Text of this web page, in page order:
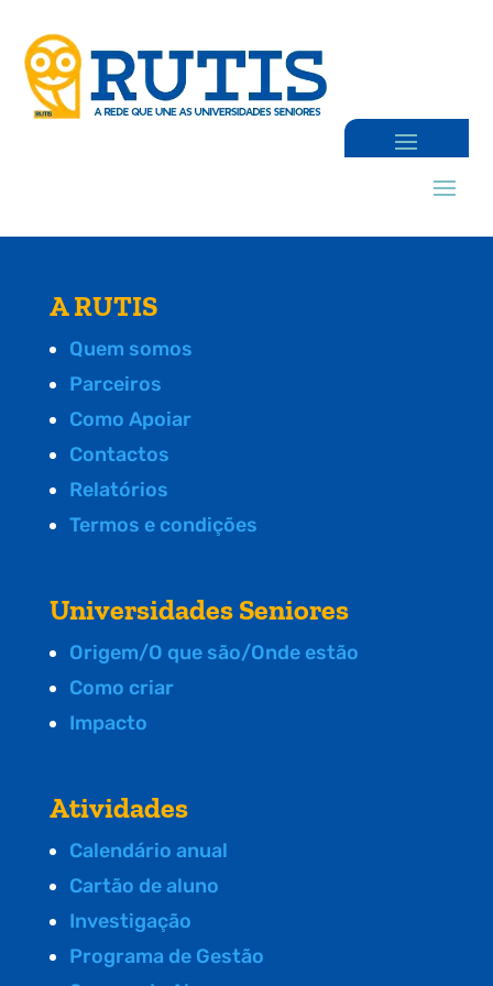
A RUTIS
Quem somos
Parceiros
Como Apoiar
Contactos
Relatórios
Termos e condições
Universidades Seniores
Origem/O que são/Onde estão
Como criar
Impacto
Atividades
Calendário anual
Cartão de aluno
Investigação
Programa de Gestão